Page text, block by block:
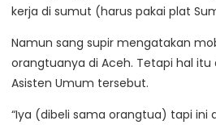
kerja di sumut (harus pakai plat
Namun sang supir mengatakan
orangtuanya di Aceh. Tetapi hal
Asisten Umum tersebut.
“Iya (dibeli sama orangtua) tapi ini